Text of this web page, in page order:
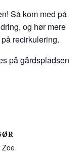
Så kom med på
og hør mere
recirkulering.
på gårdspladsen
Zoe